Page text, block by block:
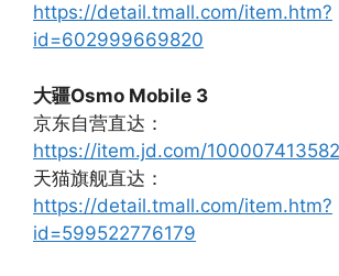
https://detail.tmall.com/item.htm?
id=602999669820
大疆Osmo Mobile 3
京东自营直达：
https://item.jd.com/
天猫旗舰直达：
https://detail.tmall.com/item.htm?
id=599522776179